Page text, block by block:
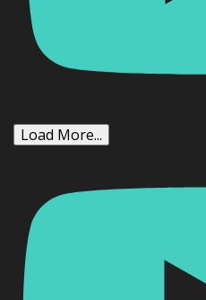
Load More...